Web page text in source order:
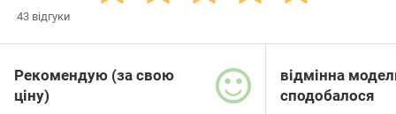
43 відгуки
Рекомендую (за свою
ціну)
відмінна
сподобалося